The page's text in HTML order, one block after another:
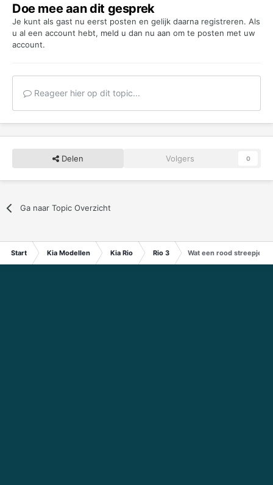
Doe mee aan dit gesprek
Je kunt als gast nu eerst posten en gelijk daarna registreren. Als
u al een account hebt, meld u dan nu aan om te posten met uw
account.
Reageer hier op dit topic...
Delen Volgers 0
Ga naar Topic Overzicht
Start Kia Modellen Kia Rio Rio 3 Wat een rood streepje al